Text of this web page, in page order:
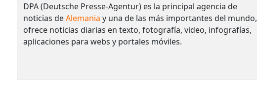
DPA (Deutsche Presse-Agentur) es la principal agencia de
noticias deAlemania y una de las más importantes del mundo,
ofrece noticias diarias en texto, fotografía, video, infografías,
aplicaciones para webs y portales móviles.